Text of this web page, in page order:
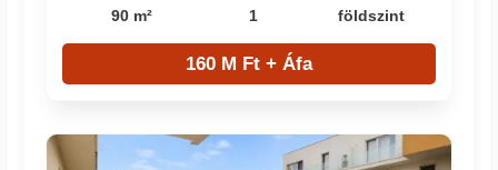
90 m² 1 földszint
160 M Ft + Áfa